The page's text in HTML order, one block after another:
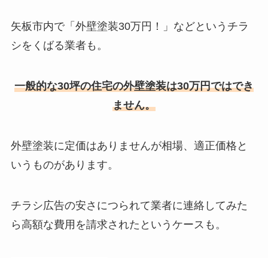
矢板市内で「外壁塗装30万円！」などというチラ
シをくばる業者も。
一般的な30坪の住宅の外壁塗装は30万円ではでき
ません。
外壁塗装に定価はありませんが相場、適正価格と
いうものがあります。
チラシ広告の安さにつられて業者に連絡してみた
ら 高額な費用を請求された というケースも。